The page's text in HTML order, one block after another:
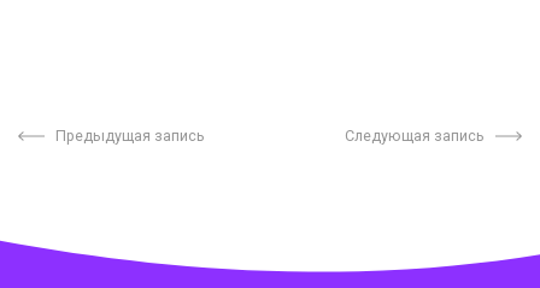
Предыдущая запись Следующая запись